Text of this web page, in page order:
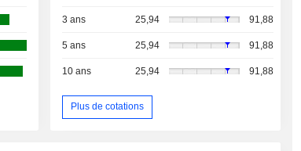
3 ans 25,94 91,88
5 ans 25,94 91,88
10 ans 25,94 91,88
Plus de cotations